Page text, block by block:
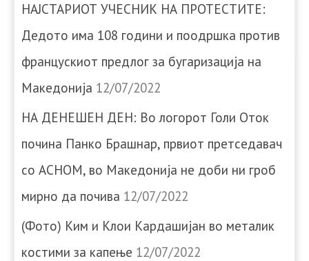
НАЈСТАРИОТ УЧЕСНИК НА ПРОТЕСТИТЕ:
Дедото има 108 години и поодршка против
францускиот предлог за бугаризација на
Македонија 12/07/2022
НА ДЕНЕШЕН ДЕН: Во логорот Голи Оток
почина Панко Брашнар, првиот претседавач
со АСНОМ, во Македонија не доби ни гроб
мирно да почива 12/07/2022
(Фото) Ким и Клои Кардашијан во металик
костими за капење 12/07/2022